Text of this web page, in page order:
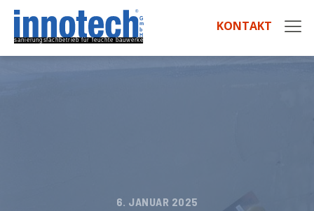
KONTAKT
6. JANUAR 2025